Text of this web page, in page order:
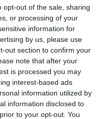
opt-out of the sale, sharing
or processing of your
information for
by us, please use
out section to confirm your
note that after your
is processed you may
interest-based ads
information utilized by
information disclosed to
to your opt-out. You
06 mar
  |
Casale
di Pasta, fresca e ripiena!
più conosciuti in tutto il
sempre felice tutta la famiglia
è stata chiusa
gli altri eventi